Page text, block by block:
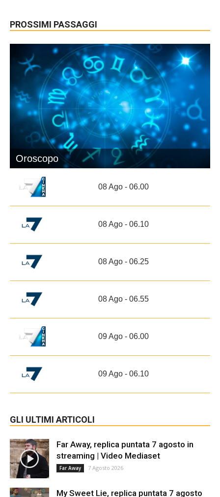
PROSSIMI PASSAGGI
Oroscopo
08 Ago - 06.00
08 Ago - 06.10
08 Ago - 06.25
08 Ago - 06.55
09 Ago - 06.00
09 Ago - 06.10
GLI ULTIMI ARTICOLI
Far Away, replica puntata 7 agosto in
streaming | Video Mediaset
Far Away 7 Agosto 2026
My Sweet Lie, replica puntata 7 agosto